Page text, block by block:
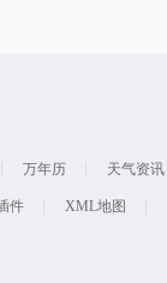
万年历 天气资讯
件 XML地图